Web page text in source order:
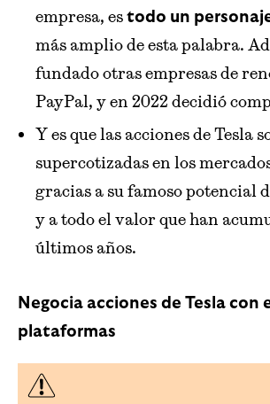
empresa, es todo un
más amplio de esta palabra.
fundado otras empresas de
PayPal, y en 2022 decidió
Y es que las acciones de Tesla
supercotizadas en los
gracias a su famoso potencial
y a todo el valor que han
últimos años.
Negocia acciones de Tesla con
plataformas